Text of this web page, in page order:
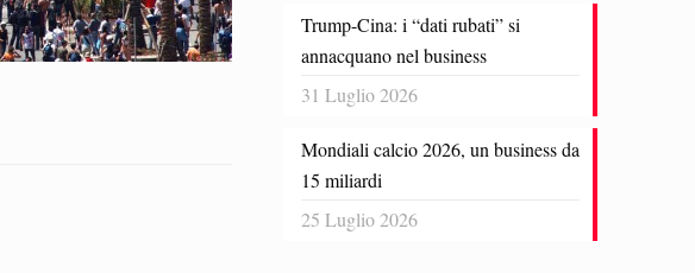
Trump-Cina: i “dati rubati” si
annacquano nel business
31 Luglio 2026
Mondiali calcio 2026, un business da
15 miliardi
25 Luglio 2026